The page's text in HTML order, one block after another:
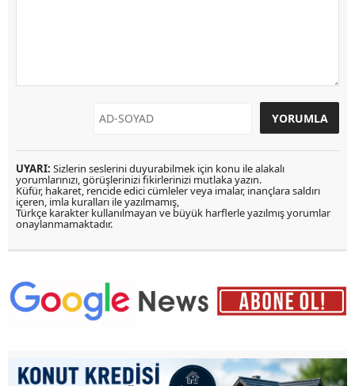
UYARI: Sizlerin seslerini duyurabilmek için konu ile alakalı
yorumlarınızı, görüşlerinizi fikirlerinizi mutlaka yazın.
Küfür, hakaret, rencide edici cümleler veya imalar, inançlara saldırı
içeren, imla kuralları ile yazılmamış,
Türkçe karakter kullanılmayan ve büyük harflerle yazılmış yorumlar
onaylanmamaktadır.